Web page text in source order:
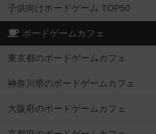
子供向けボードゲーム TOP50
ボードゲームカフェ
東京都のボードゲームカフェ
神奈川県のボードゲームカフェ
大阪府のボードゲームカフェ